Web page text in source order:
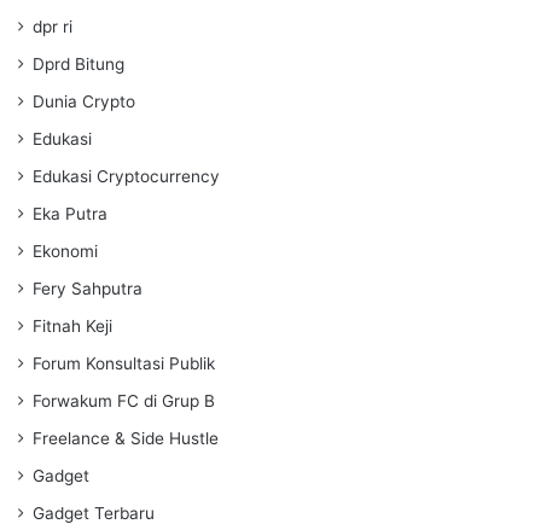
dpr ri
Dprd Bitung
Dunia Crypto
Edukasi
Edukasi Cryptocurrency
Eka Putra
Ekonomi
Fery Sahputra
Fitnah Keji
Forum Konsultasi Publik
Forwakum FC di Grup B
Freelance & Side Hustle
Gadget
Gadget Terbaru